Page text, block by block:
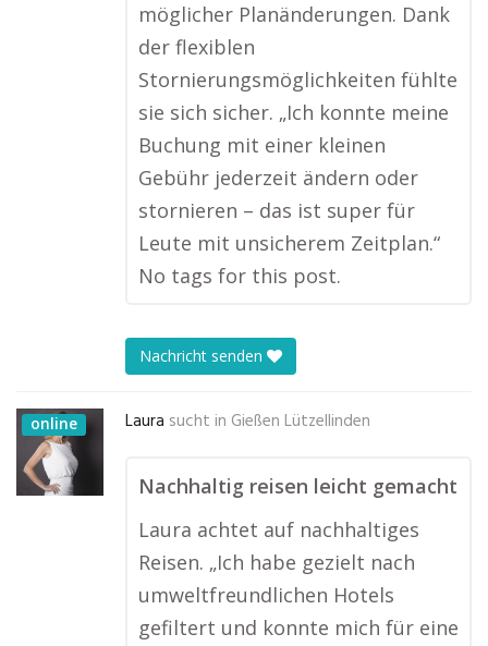
möglicher Planänderungen. Dank
der flexiblen
Stornierungsmöglichkeiten fühlte
sie sich sicher. „Ich konnte meine
Buchung mit einer kleinen
Gebühr jederzeit ändern oder
stornieren – das ist super für
Leute mit unsicherem Zeitplan.“
No tags for this post.
Nachricht senden
online Laura sucht in Gießen Lützellinden
Nachhaltig reisen leicht gemacht
Laura achtet auf nachhaltiges
Reisen. „Ich habe gezielt nach
umweltfreundlichen Hotels
gefiltert und konnte mich für eine